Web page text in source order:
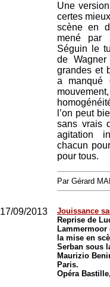
Une
certes
scène en
mené par
Séguin le
de
grandes et
a manqué
l’on peut
sans vrais
agitation
chacun
pour tous.
Par Gérard
17/09/2013
Jouissance
Reprise de
Lammermoor
la mise en
Serban sous
Maurizio
Paris.
Opéra